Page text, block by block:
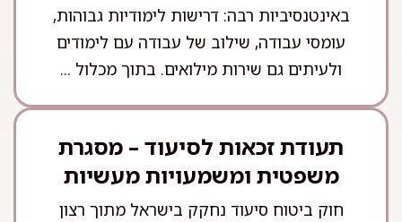
באינטנסיביות רבה: דרישות לימודיות גבוהות,
עומסי עבודה, שילוב של עבודה עם לימודים
ולעיתים גם שירות מילואים. בתוך מכלול ...
תעודת זכאות לסיעוד – מסגרת
משפטית ומשמעויות מעשיות
חוק ביטוח סיעוד נחקק בישראל מתוך רצון